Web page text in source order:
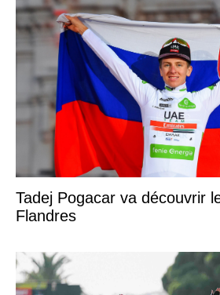
Tadej Pogacar va découvrir
Flandres